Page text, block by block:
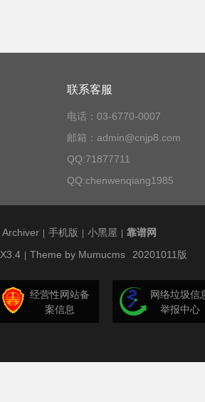
联系客服
电话：03-6770-0007
邮箱：admin@cnjp8.com
QQ:71877711
QQ:chenwenqiang1985
Archiver 手机版 小黑屋
靠谱网
X3.4 Theme by Mumucms 20201011版
经营性网站备
案信息
网络垃圾信
举报中心